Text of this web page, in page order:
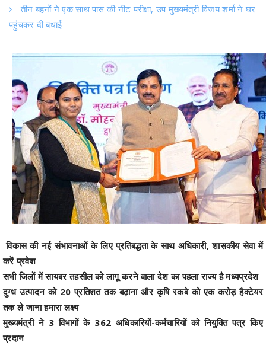
तीन बहनों ने एक साथ पास की नीट परीक्षा, उप मुख्यमंत्री विजय शर्मा ने घर
पहुंचकर दी बधाई
विकास की नई संभावनाओं के लिए प्रतिबद्धता के साथ अधिकारी, शासकीय सेवा में
करें प्रवेश
सभी जिलों में सायबर तहसील को लागू करने वाला देश का पहला राज्य है मध्यप्रदेश
दुग्ध उत्पादन को 20 प्रतिशत तक बढ़ाना और कृषि रकबे को एक करोड़ हैक्टेयर
तक ले जाना हमारा लक्ष्य
मुख्यमंत्री ने 3 विभागों के 362 अधिकारियों-कर्मचारियों को नियुक्ति पत्र किए
प्रदान